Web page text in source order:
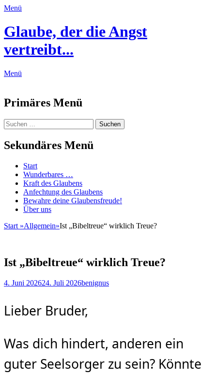
Menü
Glaube, der die Angst
vertreibt...
Menü
Primäres Menü
Zum
Inhalt
springen
Suchen
Suchen
nach:
Sekundäres Menü
Zum
Inhalt
springen
Start
Wunderbares …
Kraft des Glaubens
Anfechtung des Glaubens
Bewahre deine Glaubensfreude!
Über uns
Start »Allgemein»Ist „Bibeltreue“ wirklich Treue?
Ist „Bibeltreue“ wirklich Treue?
Posted
4. Juni 202624. Juli 2026Autor
benignus
Lieber Bruder,
Was dich hindert, anderen ein
guter Seelsorger zu sein? Könnte